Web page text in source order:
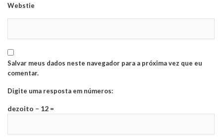
Webstie
Salvar meus dados neste navegador para a próxima vez que eu
comentar.
Digite uma resposta em números:
dezoito − 12 =